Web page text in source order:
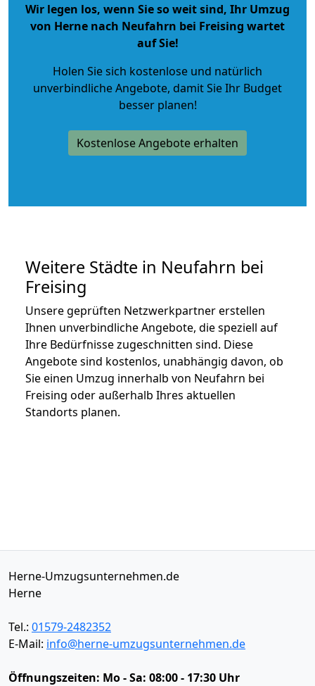
Wir legen los, wenn Sie so weit sind, Ihr Umzug
von Herne nach Neufahrn bei Freising wartet
auf Sie!
Holen Sie sich kostenlose und natürlich
unverbindliche Angebote, damit Sie Ihr Budget
besser planen!
Kostenlose Angebote erhalten
Weitere Städte in Neufahrn bei
Freising
Unsere geprüften Netzwerkpartner erstellen
Ihnen unverbindliche Angebote, die speziell auf
Ihre Bedürfnisse zugeschnitten sind. Diese
Angebote sind kostenlos, unabhängig davon, ob
Sie einen Umzug innerhalb von Neufahrn bei
Freising oder außerhalb Ihres aktuellen
Standorts planen.
Herne-Umzugsunternehmen.de
Herne
Tel.: 01579-2482352
E-Mail: info@herne-umzugsunternehmen.de
Öffnungszeiten: Mo - Sa: 08:00 - 17:30 Uhr